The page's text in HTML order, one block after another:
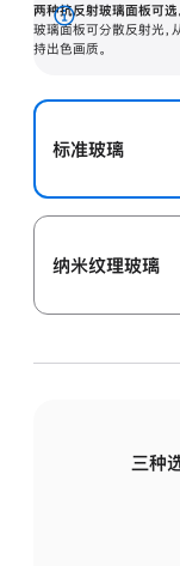
两种抗反射玻璃面板可选
玻璃面板可分散反射光，
持出色画质。
展
开
标准玻璃
纳米纹理玻璃
三种